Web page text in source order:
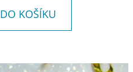
DO KOŠÍKU
799 Kč